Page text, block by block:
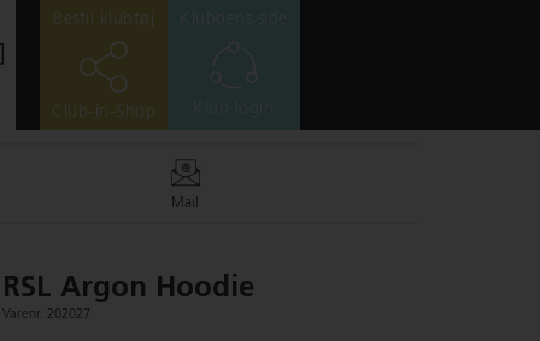
Bestil klubtøj
Club-in-Shop
Mail
RSL Argon Hoodie
Varenr. 202027